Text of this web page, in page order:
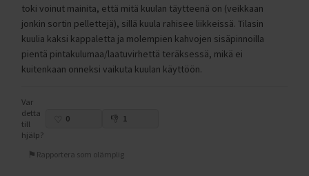
toki voinut mainita, että mitä kuulan täytteenä on (veikkaan
jonkin sortin pellettejä), sillä kuula rahisee liikkeissä. Tilasin
kuulia kaksi kappaletta ja molempien kahvojen sisäpinnoilla
pientä pintakulumaa/laatuvirhettä teräksessä, mikä ei
kuitenkaan onneksi vaikuta kuulan käyttöön.
Var
detta
till
hjälp?
0 1
Rapportera som olämplig